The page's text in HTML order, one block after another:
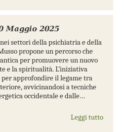
Maggio 2025
settori della psichiatria e della
propone un percorso che
antica per promuovere un nuovo
e la spiritualità. L’iniziativa
per approfondire il legame tra
avvicinandosi a tecniche
occidentale e dalle…
Leggi tutto